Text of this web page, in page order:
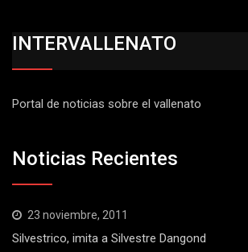
INTERVALLENATO
Portal de noticias sobre el vallenato
Noticias Recientes
23 noviembre, 2011
Silvestrico, imita a Silvestre Dangond